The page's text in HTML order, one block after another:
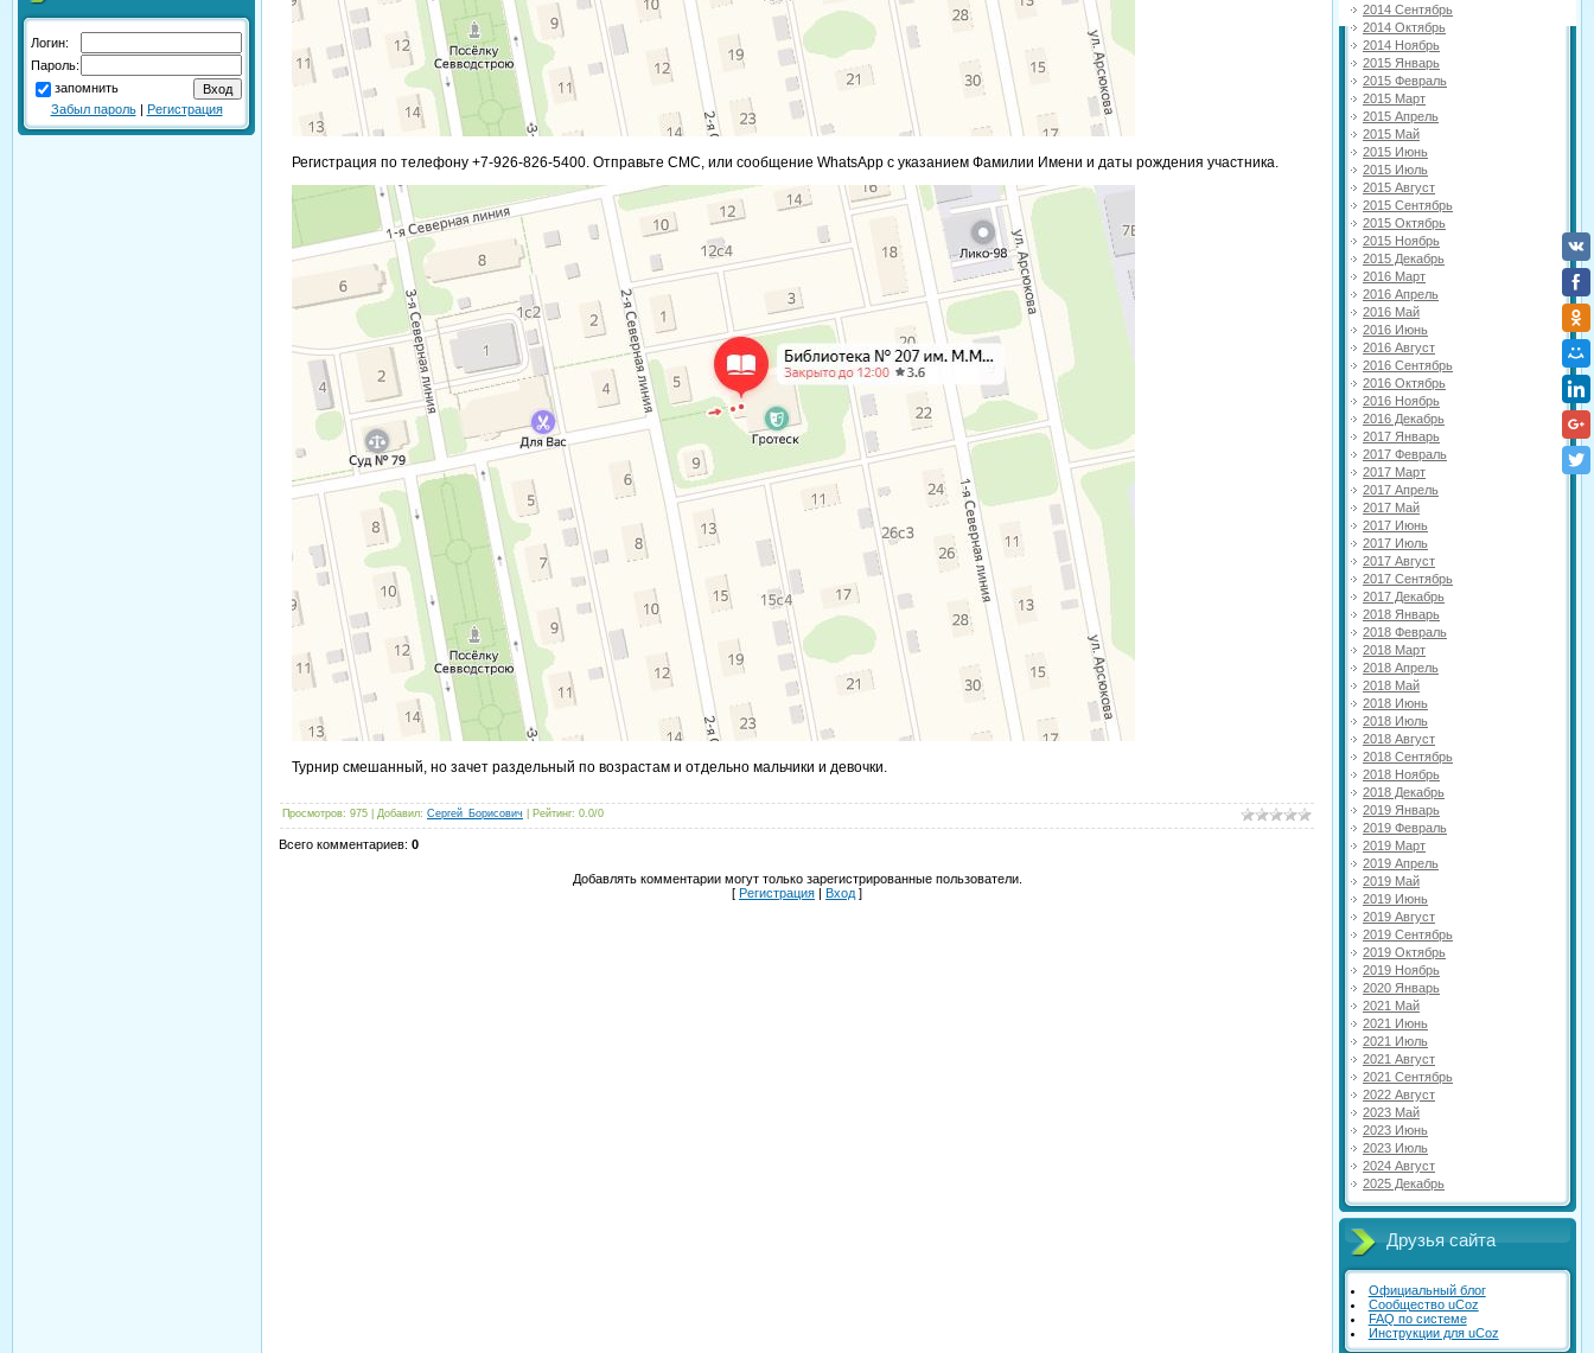
Логин:
Пароль:
запомнить
Забыл пароль| Регистрация
Регистрация по телефону +7-926-826-5400. Отправьте СМС, или сообщение WhatsApp с указанием Фамилии Имени и даты рождения участника.
Турнир смешанный, но зачет раздельный по возрастам и отдельно мальчики и девочки.
Просмотров: 975 | Добавил: Сергей_Борисович Рейтинг: 0.0/0
Всего комментариев: 0
Добавлять комментарии могут только зарегистрированные пользователи.
[ Регистрация | Вход ]
2014 Сентябрь
2014 Октябрь
2014 Ноябрь
2015 Январь
2015 Февраль
2015 Март
2015 Апрель
2015 Май
2015 Июнь
2015 Июль
2015 Август
2015 Сентябрь
2015 Октябрь
2015 Ноябрь
2015 Декабрь
2016 Март
2016 Апрель
2016 Май
2016 Июнь
2016 Август
2016 Сентябрь
2016 Октябрь
2016 Ноябрь
2016 Декабрь
2017 Январь
2017 Февраль
2017 Март
2017 Апрель
2017 Май
2017 Июнь
2017 Июль
2017 Август
2017 Сентябрь
2017 Декабрь
2018 Январь
2018 Февраль
2018 Март
2018 Апрель
2018 Май
2018 Июнь
2018 Июль
2018 Август
2018 Сентябрь
2018 Ноябрь
2018 Декабрь
2019 Январь
2019 Февраль
2019 Март
2019 Апрель
2019 Май
2019 Июнь
2019 Август
2019 Сентябрь
2019 Октябрь
2019 Ноябрь
2020 Январь
2021 Май
2021 Июнь
2021 Июль
2021 Август
2021 Сентябрь
2022 Август
2023 Май
2023 Июнь
2023 Июль
2024 Август
2025 Декабрь
Друзья сайта
Официальный блог
Сообщество uCoz
FAQ по системе
Инструкции для uCoz